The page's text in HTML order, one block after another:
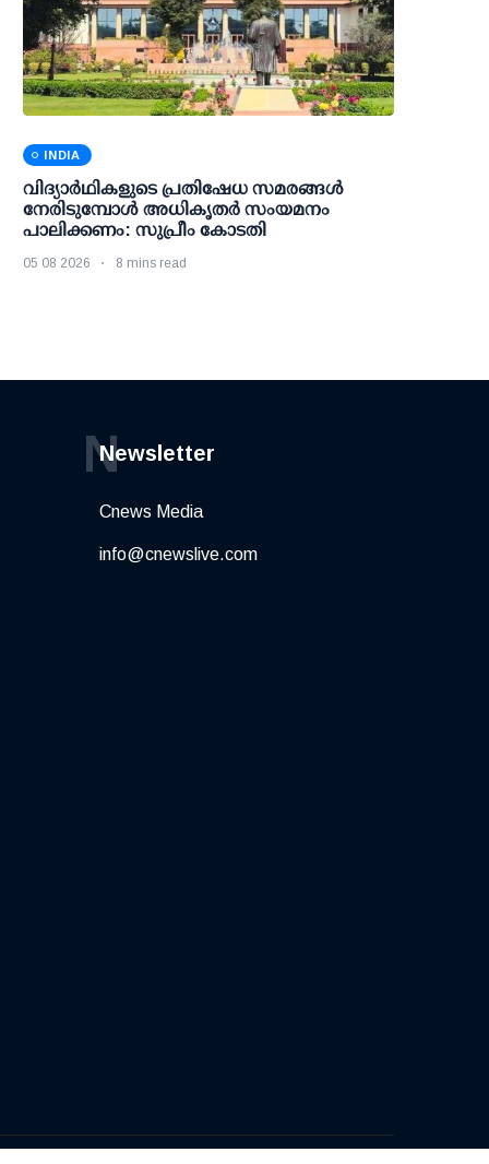
INDIA
വിദ്യാര്‍ഥികളുടെ പ്രതിഷേധ സമരങ്ങള്‍
നേരിടുമ്പോള്‍ അധികൃതര്‍ സംയമനം
പാലിക്കണം: സുപ്രീം കോടതി
05 08 2026 8 mins read
Newsletter
N
Cnews Media
info@cnewslive.com